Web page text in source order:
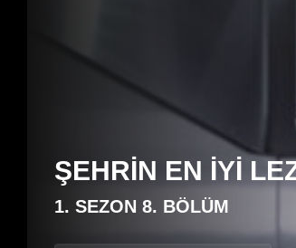
ŞEHRİN EN İYİ
1. SEZON 8. BÖLÜM